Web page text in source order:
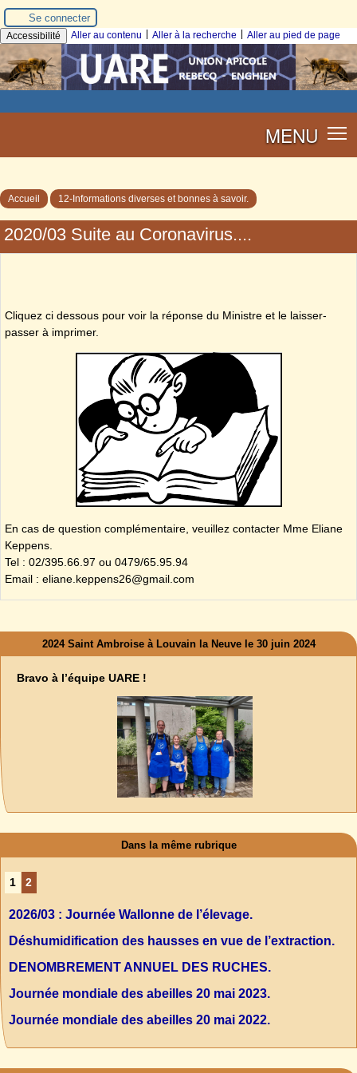
Se connecter
Accessibilité Aller au contenu Aller à la recherche Aller au pied de page
MENU
Accueil 12-Informations diverses et bonnes à savoir.
2020/03 Suite au Coronavirus....
Cliquez ci dessous pour voir la réponse du Ministre et le laisser-
passer à imprimer.
En cas de question complémentaire, veuillez contacter Mme Eliane
Keppens.
Tel : 02/395.66.97 ou 0479/65.95.94
Email : eliane.keppens26@gmail.com
2024 Saint Ambroise à Louvain la Neuve le 30 juin 2024
Bravo à l’équipe UARE !
Dans la même rubrique
1 2
2026/03 : Journée Wallonne de l’élevage.
Déshumidification des hausses en vue de l’extraction.
DENOMBREMENT ANNUEL DES RUCHES.
Journée mondiale des abeilles 20 mai 2023.
Journée mondiale des abeilles 20 mai 2022.